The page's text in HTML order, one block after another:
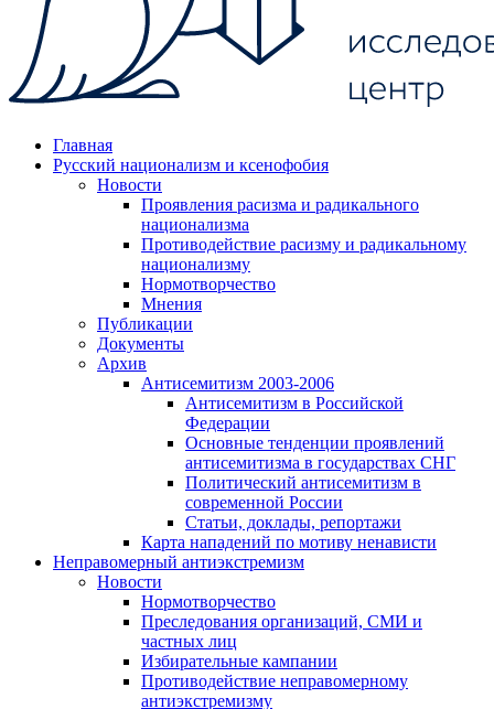
Главная
Русский национализм и ксенофобия
Новости
Проявления расизма и радикального
национализма
Противодействие расизму и радикальному
национализму
Нормотворчество
Мнения
Публикации
Документы
Архив
Антисемитизм 2003-2006
Антисемитизм в Российской
Федерации
Основные тенденции проявлений
антисемитизма в государствах СНГ
Политический антисемитизм в
современной России
Статьи, доклады, репортажи
Карта нападений по мотиву ненависти
Неправомерный антиэкстремизм
Новости
Нормотворчество
Преследования организаций, СМИ и
частных лиц
Избирательные кампании
Противодействие неправомерному
антиэкстремизму